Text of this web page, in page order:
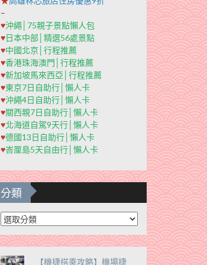
–
♥沖繩│75親子景點懶人包
♥日本中部│精選56處景點
♥中國北京│行程推薦
♥香港珠海澳門│行程推薦
♥新加坡馬來西亞│行程推薦
♥東京7日自助行│懶人卡
♥沖繩4日自助行│懶人卡
♥關西親7日自助行│懶人卡
♥北海道自駕9天行│懶人卡
♥德國13日自助行│懶人卡
♥峇厘島5天自由行│懶人卡
分類
分
類
【機捷搭乘攻略】機場捷